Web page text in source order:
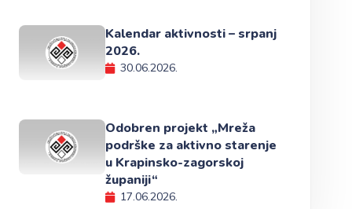
Kalendar aktivnosti – srpanj
2026.
30.06.2026.
Odobren projekt „Mreža
podrške za aktivno starenje
u Krapinsko-zagorskoj
županiji“
17.06.2026.